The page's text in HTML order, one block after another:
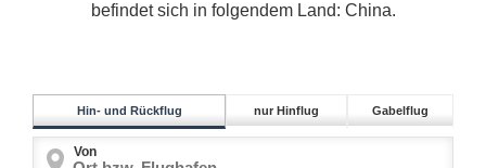
befindet sich in folgendem Land: China.
Hin- und Rückflug nur Hinflug Gabelflug
Von